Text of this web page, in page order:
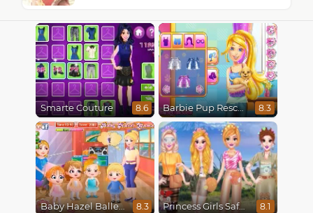
Smarte Couture 8.6 Barbie Pup Rescue 8.3
Baby Hazel Ballerina Dance 8.3 Princess Girls Safari Trip 8.1